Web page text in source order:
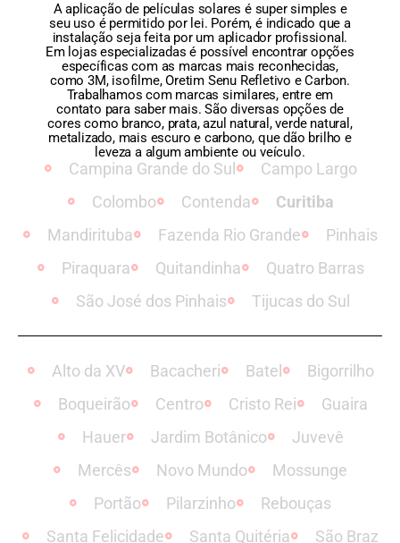
A aplicação de películas solares é super simples e
seu uso é permitido por lei. Porém, é indicado que a
instalação seja feita por um aplicador profissional.
Em lojas especializadas é possível encontrar opções
específicas com as marcas mais reconhecidas,
como 3M, isofilme, Oretim Senu Refletivo e Carbon.
Trabalhamos com marcas similares, entre em
contato para saber mais. São diversas opções de
cores como branco, prata, azul natural, verde natural,
metalizado, mais escuro e carbono, que dão brilho e
leveza a algum ambiente ou veículo.
Campina Grande do Sul
Campo Largo
Colombo
Contenda
Curitiba
Mandirituba
Fazenda Rio Grande
Pinhais
Piraquara
Quitandinha
Quatro Barras
São José dos Pinhais
Tijucas do Sul
Alto da XV Bacacheri Batel
Bigorrilho
Boqueirão
Centro Cristo Rei
Guaira
Hauer
Jardim Botânico
Juvevê
Mercês
Novo Mundo
Mossunge
Portão
Pilarzinho
Rebouças
Santa Felicidade
Santa Quitéria São Braz